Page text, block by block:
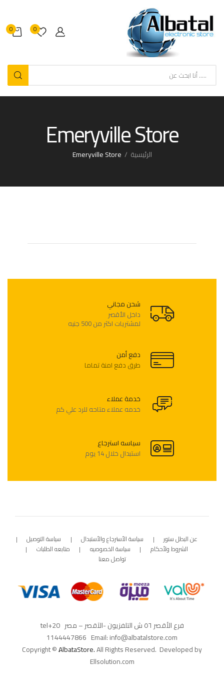
0
0
Emeryville Store
الرئيسية Emeryville Store
شحن مجاني
لمشتريات اكثر من 500 جنيه
دفع أمن
طرق دفع امنة تماما
خدمة عملاء
خدمه عملاء متاحه للرد علي كم
سياسه استرجاع
استبدال خلال 14 يوم
عن البطل ستور سياسة الأسترجاع والأستبدال
سياسة التوصيل
الشروط ولأحكام
سياسة الخصوصيه
متابعه الطلبات
تواصل معنا
فرع الأقصر ٥٦ ش التلفزيون -الآقصر – مصر tel
+20
1144447866 Email: info@albatalstore.com
Copyright ©ِAlbataStore.All Rights Reserved. Developed by
Ellsolution.com